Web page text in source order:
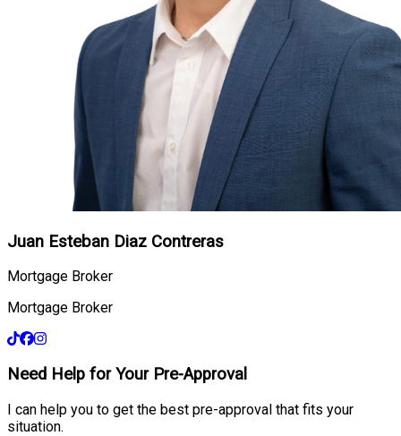
Juan Esteban Diaz Contreras
Mortgage Broker
Mortgage Broker
Need Help for Your Pre-Approval
I can help you to get the best pre-approval that fits your
situation.